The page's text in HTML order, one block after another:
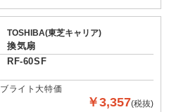
TOSHIBA(東芝キャリア)
換気扇
RF-60SF
ブライト大特価
￥3,357(税抜)